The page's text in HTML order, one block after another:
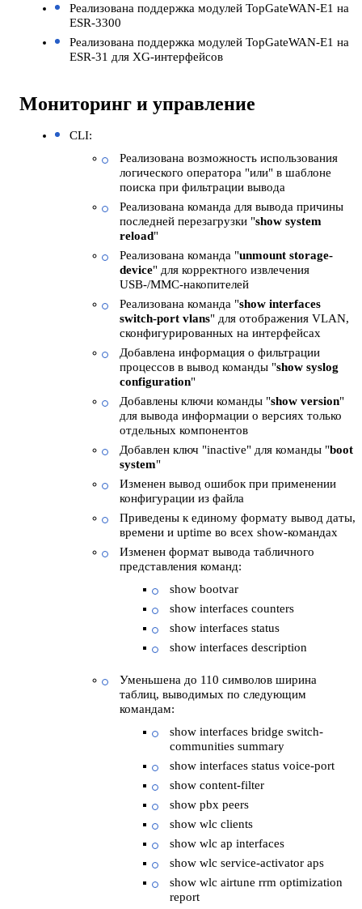
Реализована поддержка модулей TopGateWAN-E1 на
ESR-3300
Реализована поддержка модулей TopGateWAN-E1 на
ESR-31 для XG-интерфейсов
Мониторинг и управление
CLI:
Реализована возможность использования
логического оператора "или" в шаблоне
поиска при фильтрации вывода
Реализована команда для вывода причины
последней перезагрузки "show system
reload"
Реализована команда "unmount storage-
device" для корректного извлечения
USB-/MMC-накопителей
Реализована команда "show interfaces
switch-port vlans" для отображения VLAN,
сконфигурированных на интерфейсах
Добавлена информация о фильтрации
процессов в вывод команды "show syslog
configuration"
Добавлены ключи команды "show version"
для вывода информации о версиях только
отдельных компонентов
Добавлен ключ "inactive" для команды "boot
system"
Изменен вывод ошибок при применении
конфигурации из файла
Приведены к единому формату вывод даты,
времени и uptime во всех show-командах
Изменен формат вывода табличного
представления команд:
show bootvar
show interfaces counters
show interfaces status
show interfaces description
Уменьшена до 110 символов ширина
таблиц, выводимых по следующим
командам:
show interfaces bridge switch-
communities summary
show interfaces status voice-port
show content-filter
show pbx peers
show wlc clients
show wlc ap interfaces
show wlc service-activator aps
show wlc airtune rrm optimization
report